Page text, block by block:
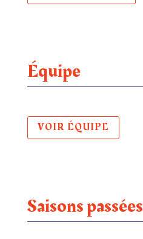
Équipe
VOIR ÉQUIPE
Saisons passées